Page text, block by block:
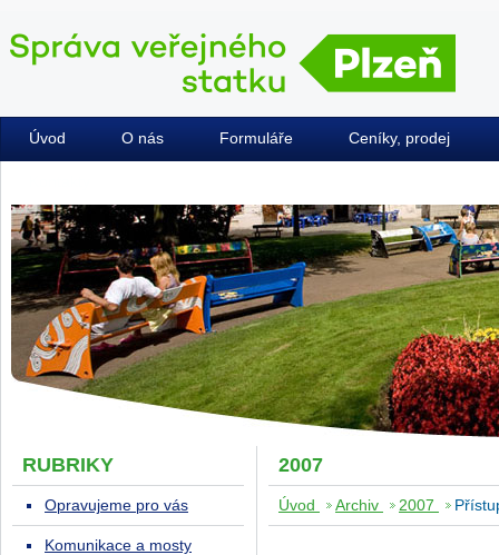
Úvod O nás Formuláře Ceníky, prodej
2007
Úvod Archiv 2007
RUBRIKY
Opravujeme pro vás
Komunikace a mosty